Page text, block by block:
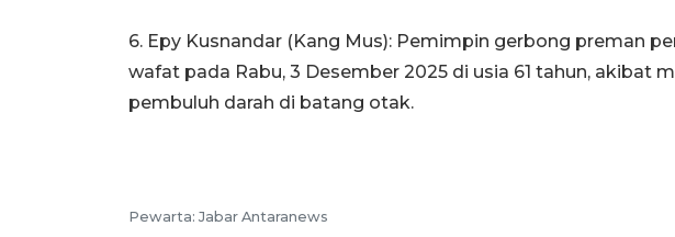
6. Epy Kusnandar (Kang Mus): Pemimpin gerbong preman
wafat pada Rabu, 3 Desember 2025 di usia 61 tahun, akibat
pembuluh darah di batang otak.
Pewarta: Jabar Antaranews